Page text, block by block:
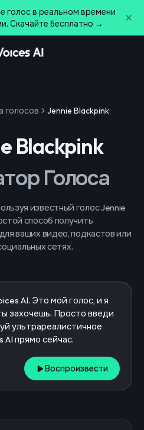
голос в реальном времени
Скачайте бесплатно →
голосов Jennie Blackpink
Blackpink
Голоса
известный голос Jennie
способ получить
ваших видео, подкастов или
сетях.
Воспроизвести